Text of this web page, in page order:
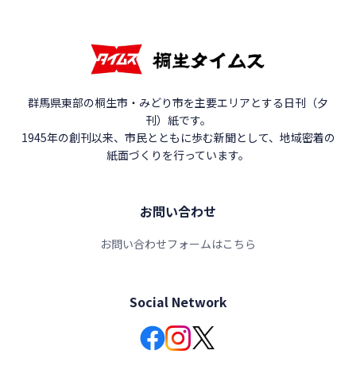
群馬県東部の桐生市・みどり市を主要エリアとする日刊（夕
刊）紙です。
1945年の創刊以来、市民とともに歩む新聞として、地域密着の
紙面づくりを行っています。
お問い合わせ
お問い合わせフォームはこちら
Social Network